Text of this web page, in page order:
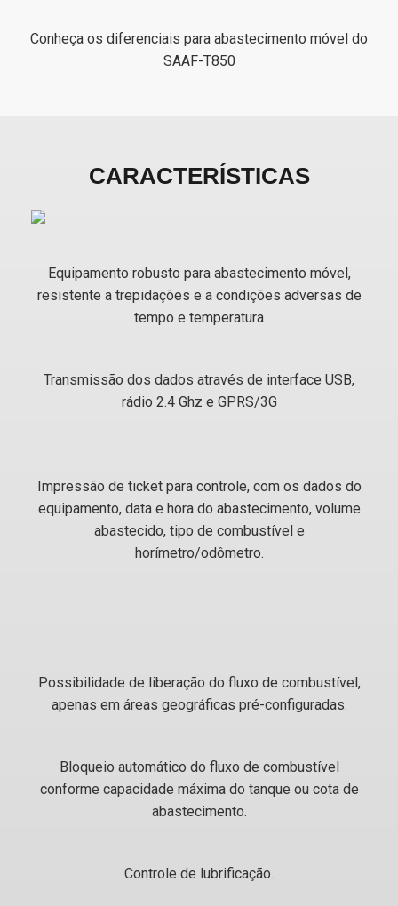
Conheça os diferenciais para abastecimento móvel do
SAAF-T850
CARACTERÍSTICAS
Equipamento robusto para abastecimento móvel,
resistente a trepidações e a condições adversas de
tempo e temperatura
Transmissão dos dados através de interface USB,
rádio 2.4 Ghz e GPRS/3G
Impressão de ticket para controle, com os dados do
equipamento, data e hora do abastecimento, volume
abastecido, tipo de combustível e
horímetro/odômetro.
Possibilidade de liberação do fluxo de combustível,
apenas em áreas geográficas pré-configuradas.
Bloqueio automático do fluxo de combustível
conforme capacidade máxima do tanque ou cota de
abastecimento.
Controle de lubrificação.